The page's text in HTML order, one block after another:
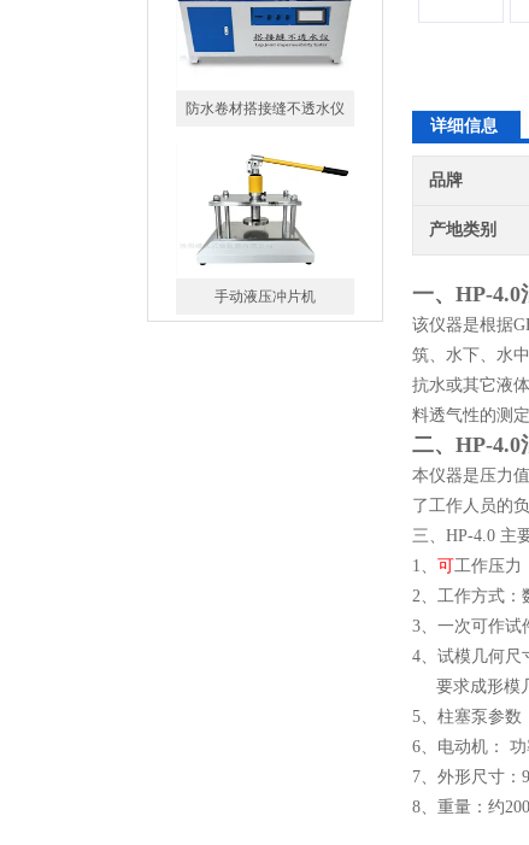
详细信息
品牌
产地类别
一、 HP-4.0
该仪器是根据
筑、水下、水
抗水或其它液
料透气性的测
二、 HP-4.0
本仪器是压力
了工作人员的负
三、HP-4.0 主
1、 可工作压力
2、工作方式：
3、一次可作试
4、试模几何尺
要求成形模几
5、柱塞泵参数
6、电动机：
7、外形尺寸：
8、重量：约